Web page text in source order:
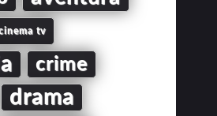
tv
crime
drama